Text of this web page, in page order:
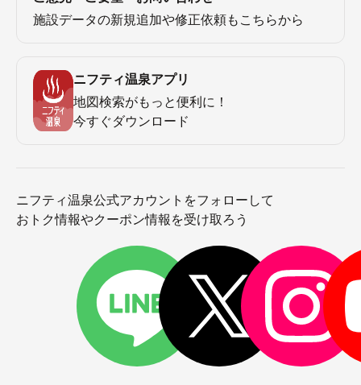
施設データの新規追加や修正依頼もこちらから
ニフティ温泉アプリ
地図検索がもっと便利に！
今すぐダウンロード
ニフティ温泉公式アカウントをフォローして
おトク情報やクーポン情報を受け取ろう